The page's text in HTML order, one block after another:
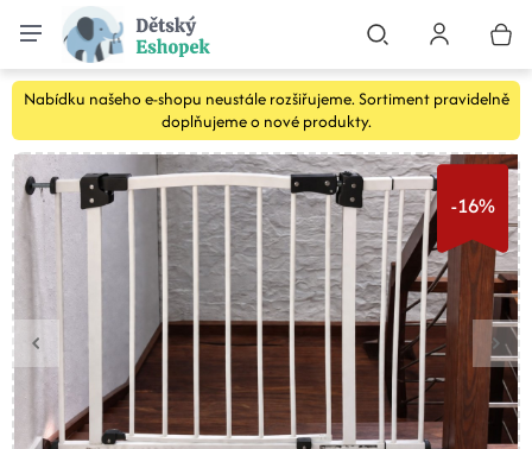
Nabídku našeho e-shopu neustále rozšiřujeme. Sortiment pravidelně
doplňujeme o nové produkty.
-16%